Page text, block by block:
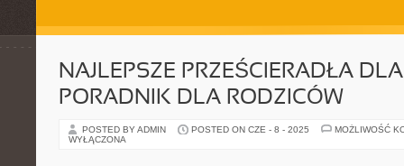
NAJLEPSZE PRZEŚCIERADŁA
PORADNIK DLA RODZICÓW
POSTED BY ADMIN POSTED ON CZE - 8 - 2025
MOŻLIWOŚĆ
WYŁĄCZONA